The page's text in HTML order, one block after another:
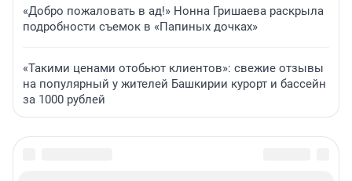
«Добро пожаловать в ад!» Нонна Гришаева раскрыла
подробности съемок в «Папиных дочках»
«Такими ценами отобьют клиентов»: свежие отзывы
на популярный у жителей Башкирии курорт и бассейн
за 1000 рублей